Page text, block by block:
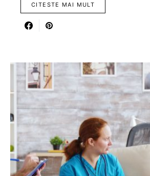
CITESTE MAI MULT